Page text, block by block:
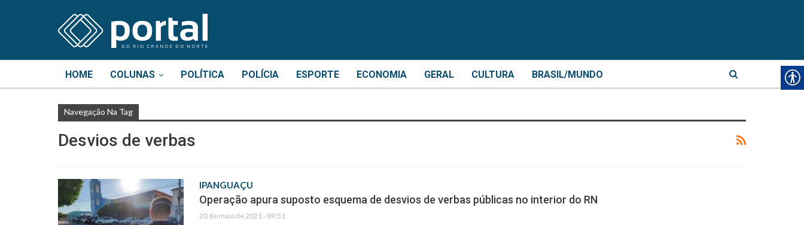
HOME COLUNAS POLÍTICA POLÍCIA ESPORTE ECONOMIA GERAL CULTURA BRASIL/MUNDO
Navegação Na Tag
Desvios de verbas
IPANGUAÇU
Operação apura suposto esquema de desvios de verbas públicas no interior do RN
20 de maio de 2021 - 09:51